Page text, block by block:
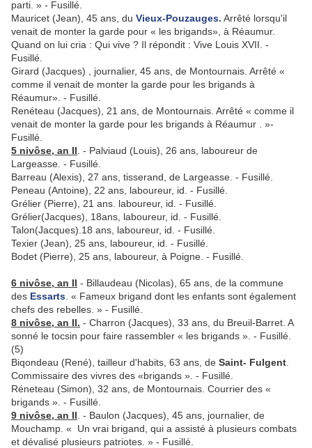
parti. » - Fusillé.
Mauricet (Jean), 45 ans, du Vieux-Pouzauges. Arrêté lors­qu'il
venait de monter la garde pour « les brigands», à Réau­mur.
Quand on lui cria : Qui vive ? Il répondit : Vive Louis XVII. -
Fusillé.
Girard (Jacques) , journalier, 45 ans, de Montournais. Arrêté «
comme il venait de monter la garde pour les brigands à
Réaumur». - Fusillé.
Renéteau (Jacques), 21 ans, de Montournais. Arrêté « comme il
venait de monter la garde pour les brigands à Réaumur . »-
Fusillé.
5 nivôse, an II . - Palviaud (Louis), 26 ans, laboureur de
Largeasse. - Fusillé.
Barreau (Alexis), 27 ans, tisserand, de Largeasse. - Fusillé.
Peneau (Antoine), 22 ans, laboureur, id. - Fusillé.
Grélier (Pierre), 21 ans. laboureur, id. - Fusillé.
Grélier(Jacques), 18ans, laboureur, id. - Fusillé.
Talon(Jacques).18 ans, laboureur, id. - Fusillé.
Texier (Jean), 25 ans, laboureur, id. - Fusillé.
Bodet (Pierre), 25 ans, laboureur, à Poigne. - Fusillé.
6 nivôse, an II - Billaudeau (Nicolas), 65 ans, de la com­mune
des Essarts . « Fameux brigand dont les enfants sont également
chefs des rebelles. » - Fusillé.
8 nivôse, an II. - Charron (Jacques), 33 ans, du Breuil­-Barret. A
sonné le tocsin pour faire rassembler « les brigands ». - Fusillé.
(5)
Biqondeau (René), tailleur d'habits, 63 ans, de Saint- Fulgent
Commissaire des vivres des «brigands ». - Fusillé.
Réneteau (Simon), 32 ans, de Montournais. Courrier des «
brigands ». - Fusillé.
9 nivôse, an II . - Baulon (Jacques), 45 ans, journalier, de
Mouchamp. « Un vrai brigand, qui a assisté à plusieurs combats
et dévalisé plusieurs patriotes. » - Fusillé.